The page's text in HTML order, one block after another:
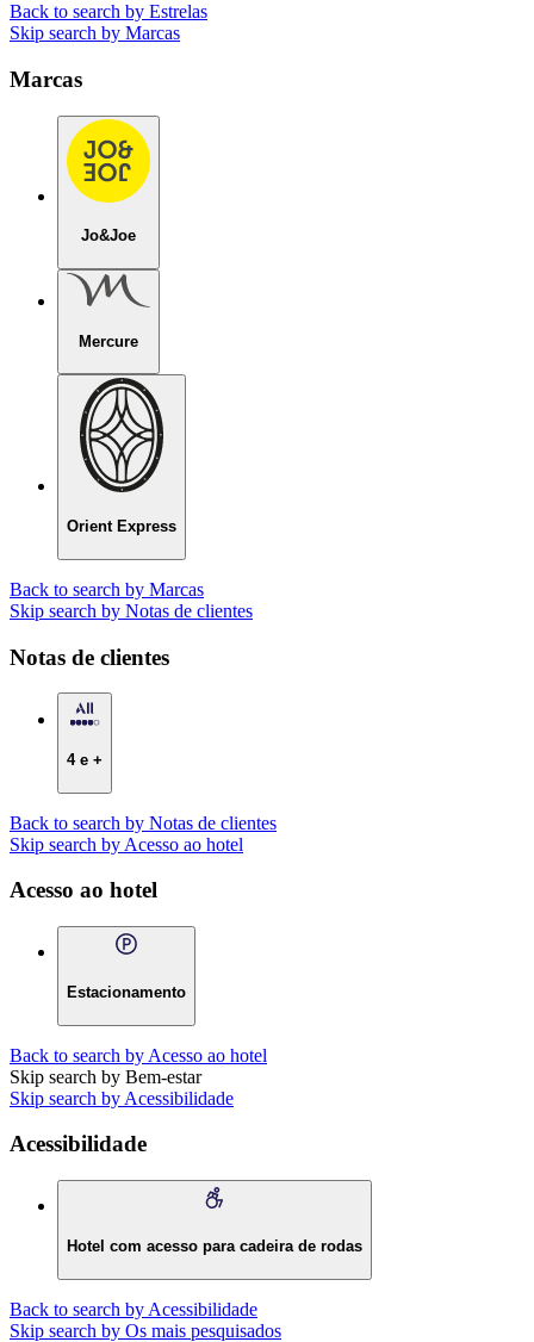
Back to search by Estrelas
Skip search by Marcas
Marcas
Jo&Joe
Mercure
Orient Express
Back to search by Marcas
Skip search by Notas de clientes
Notas de clientes
4 e +
Back to search by Notas de clientes
Skip search by Acesso ao hotel
Acesso ao hotel
Estacionamento
Back to search by Acesso ao hotel
Skip search by Bem-estar
Skip search by Acessibilidade
Acessibilidade
Hotel com acesso para cadeira de rodas
Back to search by Acessibilidade
Skip search by Os mais pesquisados